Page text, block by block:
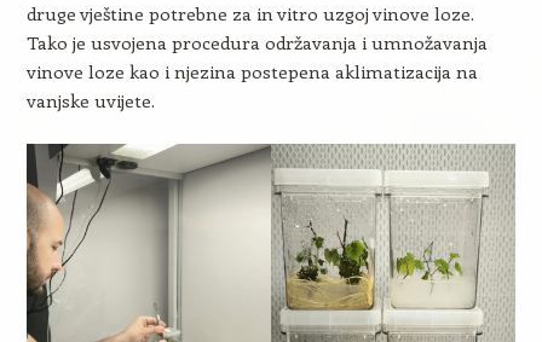
druge vještine potrebne za in vitro uzgoj vinove loze.
Tako je usvojena procedura održavanja i umnožavanja
vinove loze kao i njezina postepena aklimatizacija na
vanjske uvijete.